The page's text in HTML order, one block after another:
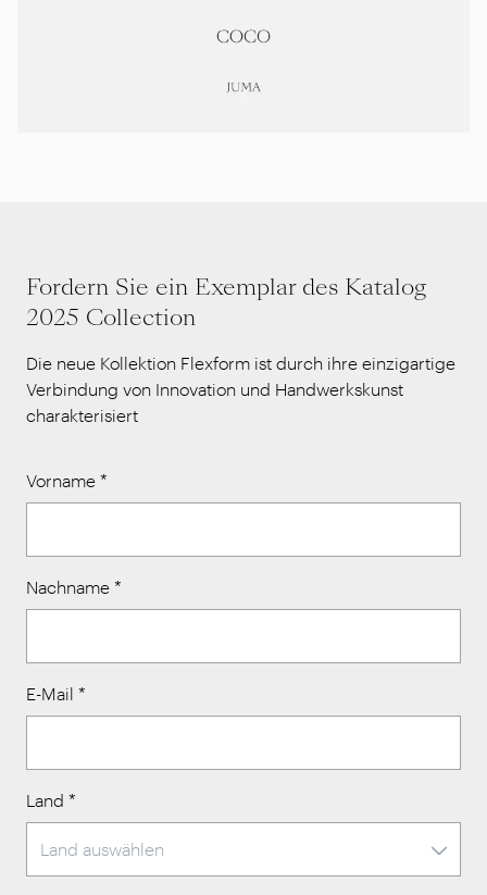
Fordern Sie ein Exemplar des Katalog
2025 Collection
Die neue Kollektion Flexform ist durch ihre einzigartige
Verbindung von Innovation und Handwerkskunst
charakterisiert
Vorname *
Nachname *
E-Mail *
Land *